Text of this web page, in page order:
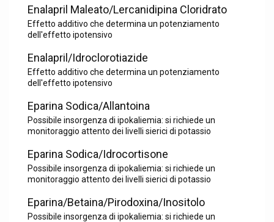
Enalapril Maleato/Lercanidipina Cloridrato
Effetto additivo che determina un potenziamento
dell'effetto ipotensivo
Enalapril/Idroclorotiazide
Effetto additivo che determina un potenziamento
dell'effetto ipotensivo
Eparina Sodica/Allantoina
Possibile insorgenza di ipokaliemia: si richiede un
monitoraggio attento dei livelli sierici di potassio
Eparina Sodica/Idrocortisone
Possibile insorgenza di ipokaliemia: si richiede un
monitoraggio attento dei livelli sierici di potassio
Eparina/Betaina/Pirodoxina/Inositolo
Possibile insorgenza di ipokaliemia: si richiede un